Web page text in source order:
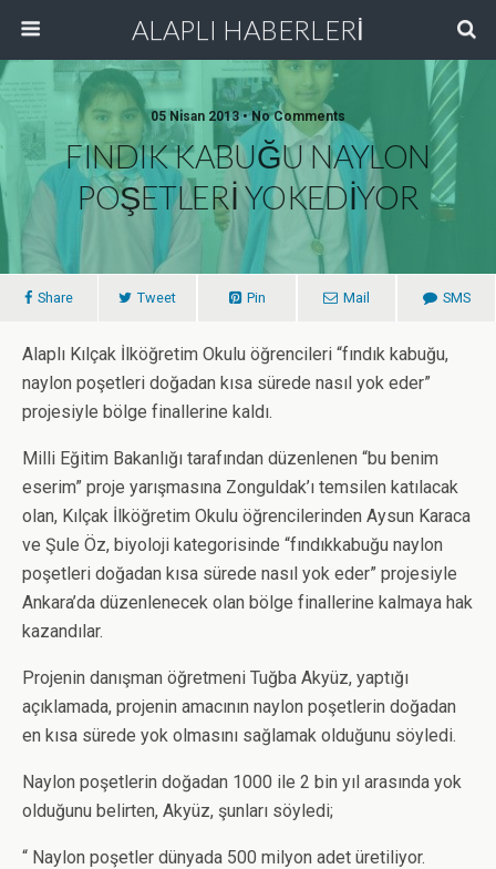
ALAPLI HABERLERİ
05 Nisan 2013 • No Comments
FINDIK KABUĞU NAYLON
POŞETLERİ YOKEDİYOR
Share Tweet Pin Mail SMS
Alaplı Kılçak İlköğretim Okulu öğrencileri “fındık kabuğu,
naylon poşetleri doğadan kısa sürede nasıl yok eder”
projesiyle bölge finallerine kaldı.
Milli Eğitim Bakanlığı tarafından düzenlenen “bu benim
eserim” proje yarışmasına Zonguldak’ı temsilen katılacak
olan, Kılçak İlköğretim Okulu öğrencilerinden Aysun Karaca
ve Şule Öz, biyoloji kategorisinde “fındıkkabuğu naylon
poşetleri doğadan kısa sürede nasıl yok eder” projesiyle
Ankara’da düzenlenecek olan bölge finallerine kalmaya hak
kazandılar.
Projenin danışman öğretmeni Tuğba Akyüz, yaptığı
açıklamada, projenin amacının naylon poşetlerin doğadan
en kısa sürede yok olmasını sağlamak olduğunu söyledi.
Naylon poşetlerin doğadan 1000 ile 2 bin yıl arasında yok
olduğunu belirten, Akyüz, şunları söyledi;
“ Naylon poşetler dünyada 500 milyon adet üretiliyor.